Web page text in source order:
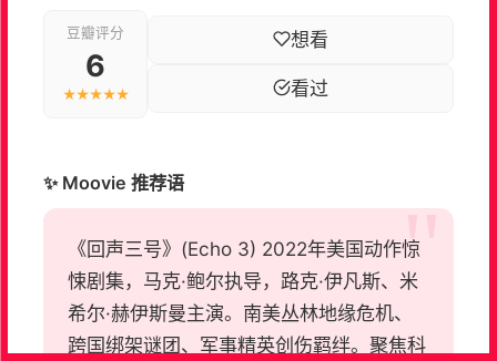
豆瓣评分
6
★★★★★
想看
看过
✨ Moovie 推荐语
《回声三号》(Echo 3) 2022年美国动作惊
悚剧集，马克·鲍尔执导，路克·伊凡斯、米
希尔·赫伊斯曼主演。南美丛林地缘危机、
跨国绑架谜团、军事精英创伤羁绊。聚焦科